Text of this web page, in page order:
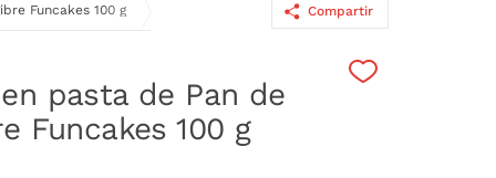
Funcakes 100 g
pasta de Pan de
Funcakes 100 g
Compartir